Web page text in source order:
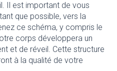
Il est important de vous
que possible, vers la
ce schéma, y compris le
corps développera un
et de réveil. Cette structure
à la qualité de votre